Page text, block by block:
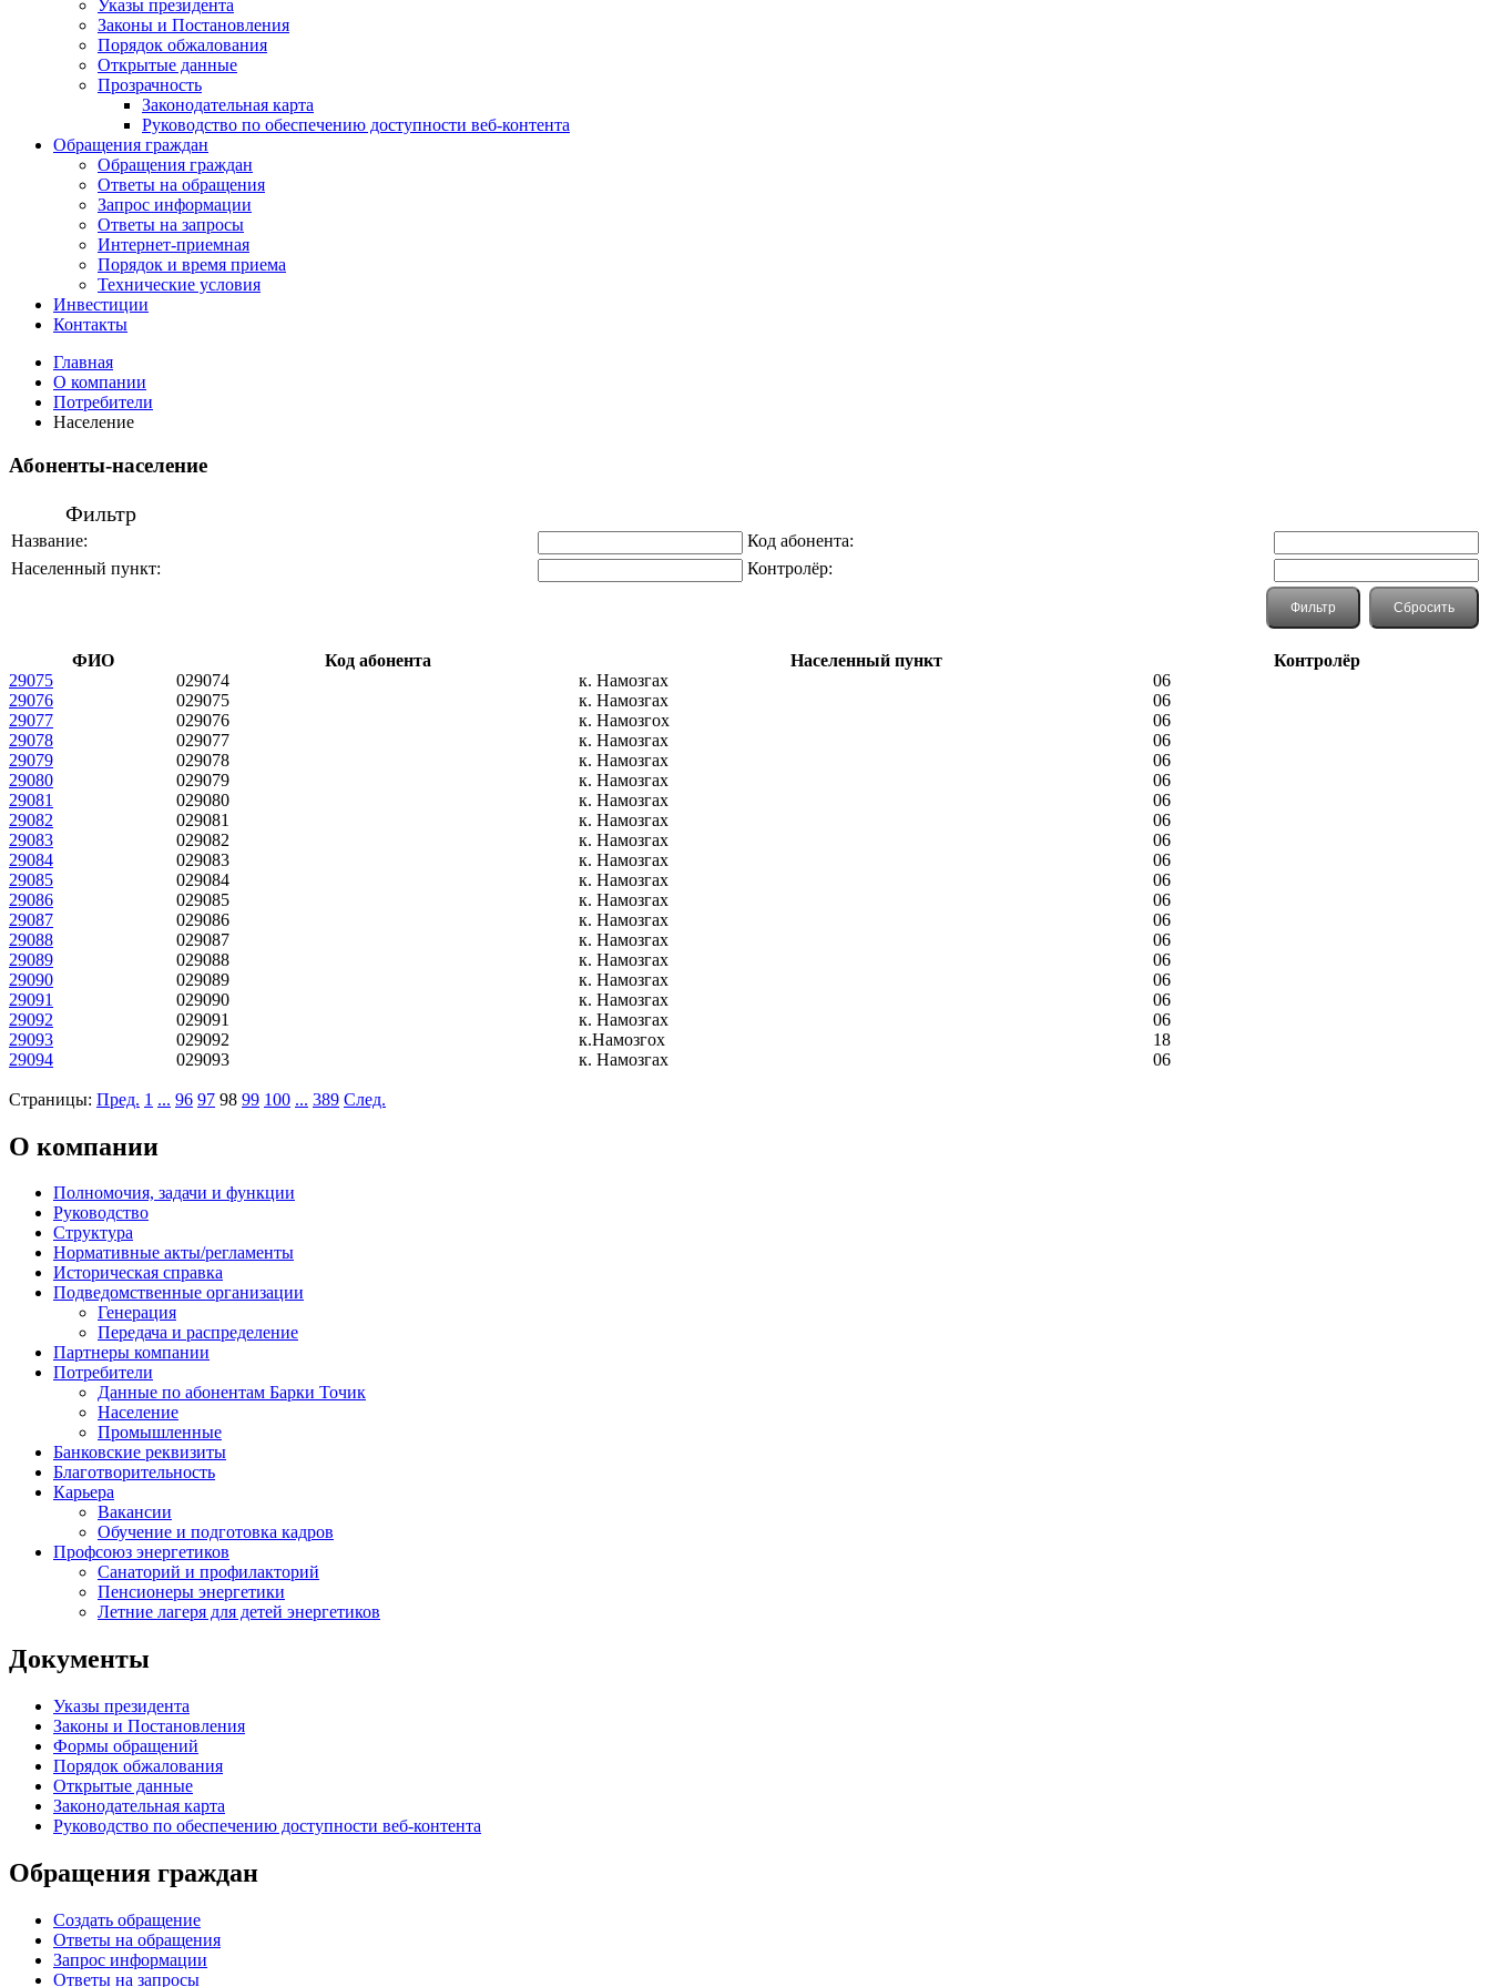
Указы президента
Законы и Постановления
Порядок обжалования
Открытые данные
Прозрачность
Законодательная карта
Руководство по обеспечению доступности веб-контента
Обращения граждан
Обращения граждан
Ответы на обращения
Запрос информации
Ответы на запросы
Интернет-приемная
Порядок и время приема
Технические условия
Инвестиции
Контакты
Главная
О компании
Потребители
Население
Абоненты-население
Фильтр
Название:
Код абонента:
Населенный пункт:
Контролёр:
ФИО Код абонента Населенный пункт
Контролёр
29075
029074 к. Намозгах
06
29076
029075 к. Намозгах
06
29077
029076 к. Намозгох
06
29078
029077 к. Намозгах
06
29079
029078 к. Намозгах
06
29080
029079 к. Намозгах
06
29081
029080 к. Намозгах
06
29082
029081 к. Намозгах
06
29083
029082 к. Намозгах
06
29084
029083 к. Намозгах
06
29085
029084 к. Намозгах
06
29086
029085 к. Намозгах
06
29087
029086 к. Намозгах
06
29088
029087 к. Намозгах
06
29089
029088 к. Намозгах
06
29090
029089 к. Намозгах
06
29091
029090 к. Намозгах
06
29092
029091 к. Намозгах
06
29093
029092 к.Намозгох
18
29094
029093 к. Намозгах 06
Страницы: Пред. 1 ... 96 97 98 99 100 ... 389 След.
О компании
Полномочия, задачи и функции
Руководство
Структура
Нормативные акты/регламенты
Историческая справка
Подведомственные организации
Генерация
Передача и распределение
Партнеры компании
Потребители
Данные по абонентам Барки Точик
Население
Промышленные
Банковские реквизиты
Благотворительность
Карьера
Вакансии
Обучение и подготовка кадров
Профсоюз энергетиков
Санаторий и профилакторий
Пенсионеры энергетики
Летние лагеря для детей энергетиков
Документы
Указы президента
Законы и Постановления
Формы обращений
Порядок обжалования
Открытые данные
Законодательная карта
Руководство по обеспечению доступности веб-контента
Обращения граждан
Создать обращение
Ответы на обращения
Запрос информации
Ответы на запросы